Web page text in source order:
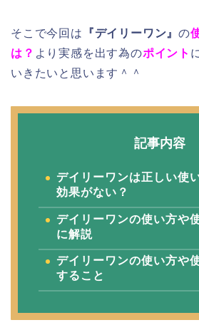
そこで今回は 『デイリーワン』の
は？ より実感を出す為のポイント
いきたいと思います＾＾
記事内容
デイリーワンは正しい使
効果がない？
デイリーワンの使い方や
に解説
デイリーワンの使い方や
すること